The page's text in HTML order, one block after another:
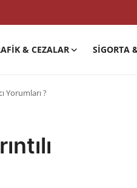
& CEZALAR SIGORTA
Yorumları ?